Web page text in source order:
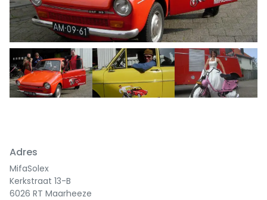
Previous Next
Adres
MifaSolex
Kerkstraat 13-B
6026 RT Maarheeze